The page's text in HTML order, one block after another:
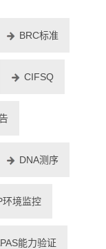
BRC标准
CIFSQ
DNA测序
环境监控
能力验证